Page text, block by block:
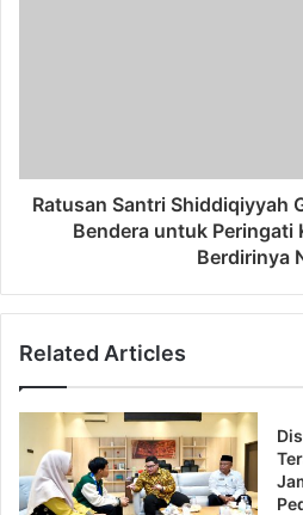
Ratusan Santri Shiddiqiyyah
Bendera untuk Peringati
Berdirinya
Related Articles